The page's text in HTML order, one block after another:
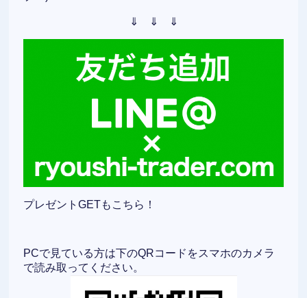
⇓ ⇓ ⇓
プレゼントGETもこちら！
PCで見ている方は下のQRコードをスマホのカメラ
で読み取ってください。